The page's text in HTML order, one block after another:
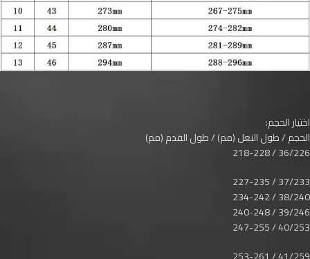
اختيار الحجم:
الحجم / طول النعل (مم) / طول القدم (مم)
36/226 / 218-228
37/233 / 227-235
38/240 / 234-242
39/246 / 240-248
40/253 / 247-255